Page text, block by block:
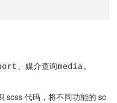
、媒介查询media 。
scss 代码，将不同功能的 sc